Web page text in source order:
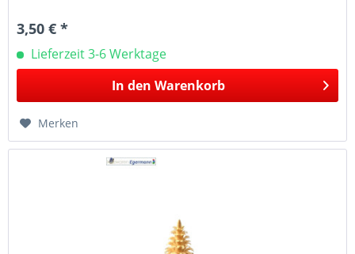
3,50 € *
Lieferzeit 3-6 Werktage
In den Warenkorb
Merken